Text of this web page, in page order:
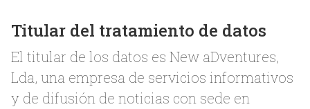
Titular del tratamiento de datos
El titular de los datos es New aDventures,
Lda, una empresa de servicios informativos
y de difusión de noticias con sede en